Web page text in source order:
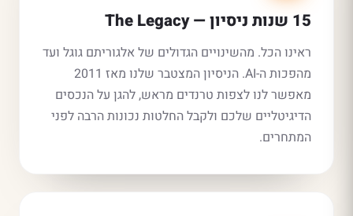
15 שנות ניסיון — The Legacy
ראינו הכל. מהשינויים הגדולים של אלגוריתם גוגל ועד
מהפכות ה-AI. הניסיון המצטבר שלנו מאז 2011
מאפשר לנו לצפות טרנדים מראש, להגן על הנכסים
הדיגיטליים שלכם ולקבל החלטות נכונות הרבה לפני
המתחרים.